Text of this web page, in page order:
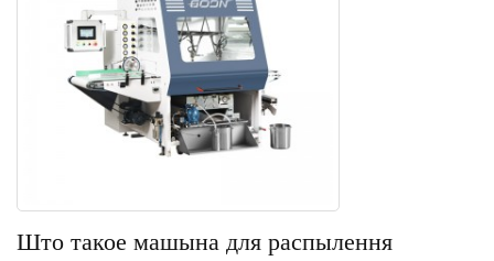
Што такое машына для распылення